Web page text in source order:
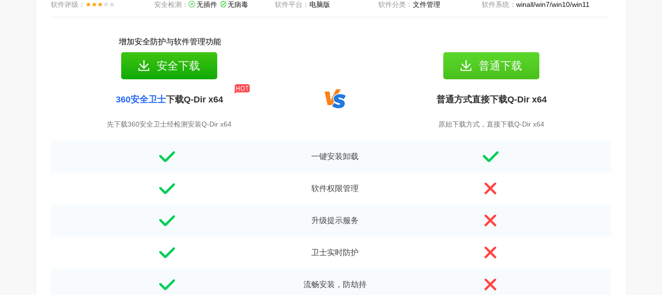
软件评级： 安全检测： 无插件 无病毒 软件平台： 电脑版 软件分类： 文件管理 软件系统： winall/win7/win10/win11
增加安全防护与软件管理功能
安全下载
360安全卫士下载Q-Dir x64
先下载360安全卫士经检测安装Q-Dir x64
普通下载
普通方式直接下载Q-Dir x64
原始下载方式，直接下载Q-Dir x64
一键安装卸载
软件权限管理
升级提示服务
卫士实时防护
流畅安装，防劫持